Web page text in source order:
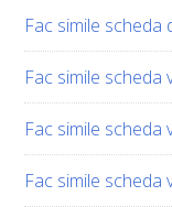
Fac simile
Fac simile
Fac simile scheda
Fac simile scheda